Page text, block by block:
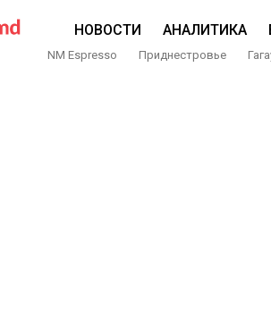
НОВОСТИ АНАЛИТИКА
NM Espresso Приднестровье